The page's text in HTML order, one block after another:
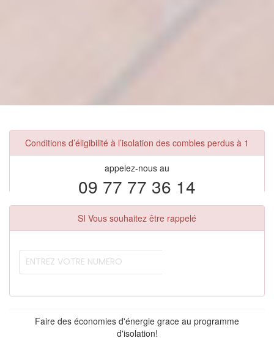
Conditions d’éligibilité à l’isolation des combles perdus à 1
appelez-nous au
09 77 77 36 14
SI Vous souhaitez être rappelé
Faire des économies d'énergie grace au programme
d'isolation!